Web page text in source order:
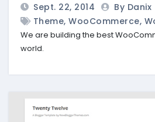
Sept. 22, 2014 By Danix
Theme, WooCommerce,
We are building the best
world.